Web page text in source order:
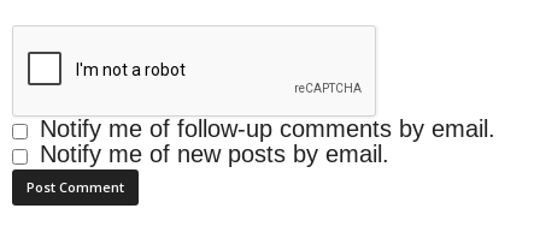
Notify me of follow-up comments by email.
Notify me of new posts by email.